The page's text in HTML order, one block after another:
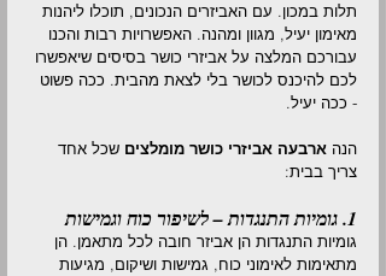
תלות במכון. עם האביזרים הנכונים, תוכלו ליהנות
מאימון יעיל, מגוון ומהנה. האפשרויות רבות והכנו
עבורכם המלצה על אביזרי כושר בסיסים שיאפשרו
לכם להיכנס לכושר בלי לצאת מהבית. ככה פשוט
- ככה יעיל.
הנה ארבעה אביזרי כושר מומלצים שכל אחד
צריך בבית:
1. גומיות התנגדות – לשיפור כוח וגמישות
גומיות התנגדות הן אביזר חובה לכל מתאמן. הן
מתאימות לאימוני כוח, גמישות ושיקום, מגיעות